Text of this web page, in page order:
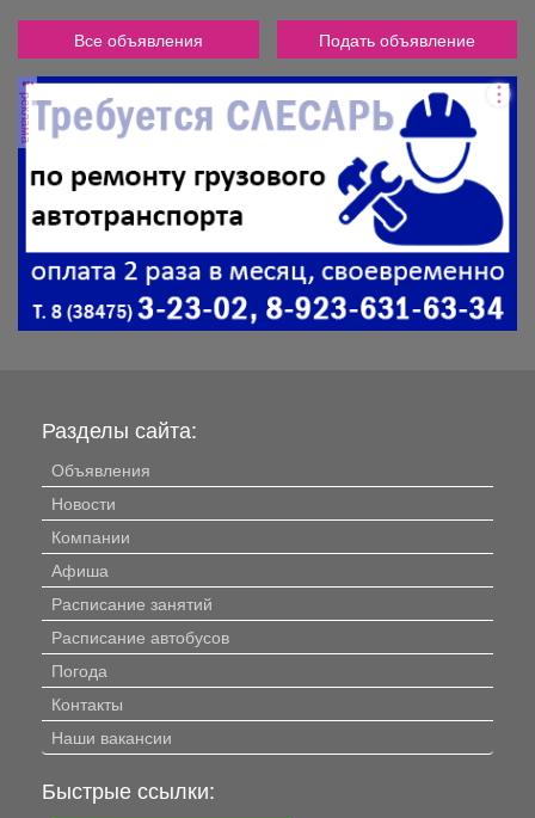
Все объявления Подать объявление
реклама
Разделы сайта:
Объявления
Новости
Компании
Афиша
Расписание занятий
Расписание автобусов
Погода
Контакты
Наши вакансии
Быстрые ссылки: